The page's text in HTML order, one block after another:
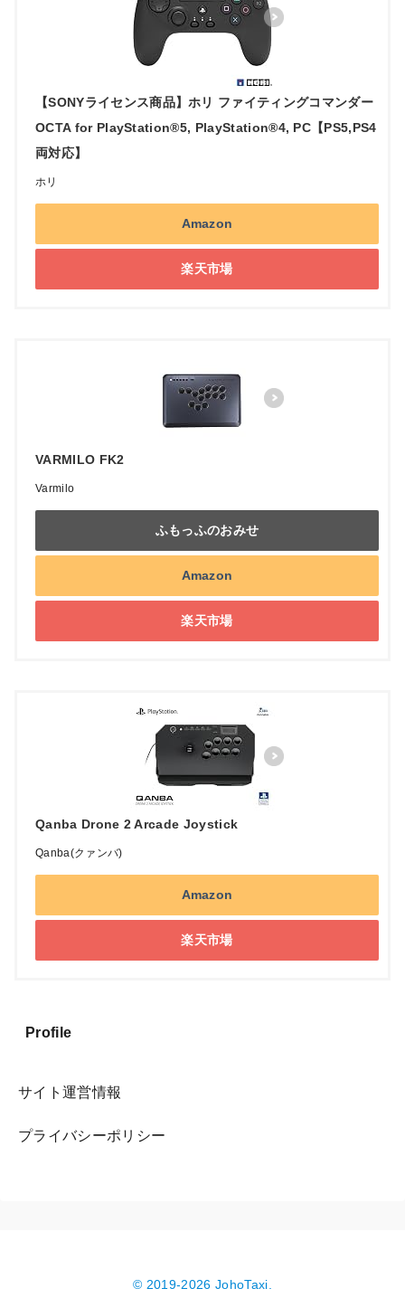
【SONYライセンス商品】ホリ ファイティングコマンダー
OCTA for PlayStation®5, PlayStation®4, PC【PS5,PS4
両対応】
ホリ
Amazon
楽天市場
VARMILO FK2
Varmilo
ふもっふのおみせ
Amazon
楽天市場
Qanba Drone 2 Arcade Joystick
Qanba(クァンバ)
Amazon
楽天市場
Profile
サイト運営情報
プライバシーポリシー
© 2019-2026 JohoTaxi.